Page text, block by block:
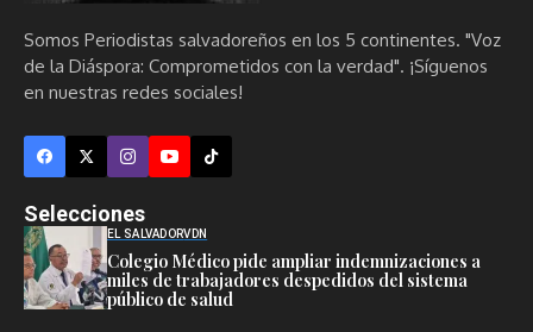
Somos Periodistas salvadoreños en los 5 continentes. "Voz
de la Diáspora: Comprometidos con la verdad". ¡Síguenos
en nuestras redes sociales!
Selecciones
EL SALVADORVDN
Colegio Médico pide ampliar indemnizaciones a
miles de trabajadores despedidos del sistema
público de salud